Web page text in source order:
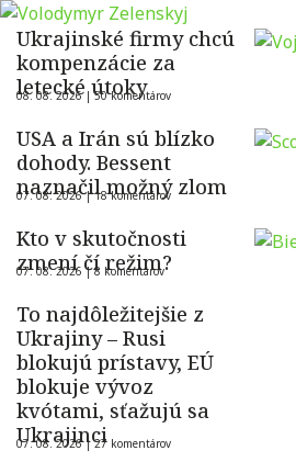
Ukrajinské firmy chcú
kompenzácie za
letecké útoky
08. 08. 2026 |50 komentárov
USA a Irán sú blízko
dohody. Bessent
naznačil možný zlom
07. 08. 2026 |18 komentárov
Kto v skutočnosti
zmení čí režim?
07. 08. 2026 |8 komentárov
To najdôležitejšie z
Ukrajiny – Rusi
blokujú prístavy, EÚ
blokuje vývoz
kvótami, sťažujú sa
Ukrajinci
07. 08. 2026 |27 komentárov